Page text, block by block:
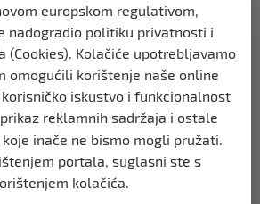
Bakir Izetbegović trenutno ima
šanse za povratak u
BiH
Federalnog ministarstva
poslova
europskom regulativom,
nadogradio politiku privatnosti i
(Cookies). Kolačiće upotrebljavamo
omogućili korištenje naše online
iskustvo i funkcionalnost
reklamnih sadržaja i ostale
inače ne bismo mogli pružati.
portala, suglasni ste s
kolačića.